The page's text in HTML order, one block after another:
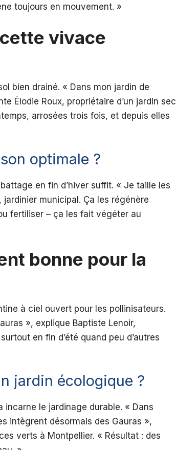
toujours en mouvement. »
vivace
bien drainé. « Dans mon jardin de
Élodie Roux, propriétaire d’un jardin sec
arrosées trois fois, et depuis elles
optimale ?
en fin d’hiver suffit. « Je taille les
municipal. Ça les régénère
fertiliser – ça les fait végéter au
bonne pour la
à ciel ouvert pour les pollinisateurs.
», explique Baptiste Lenoir,
en fin d’été quand peu d’autres
jardin écologique ?
incarne le jardinage durable. « Dans
intègrent désormais des Gauras »,
verts à Montpellier. « Résultat : des